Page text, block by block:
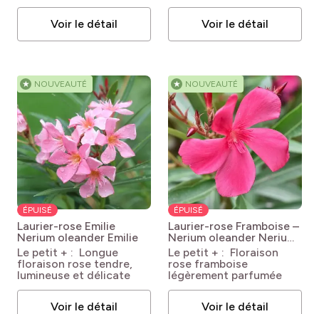
Voir le détail Voir le détail
★ NOUVEAUTÉ
ÉPUISÉ
Laurier-rose Emilie
Nerium oleander Emilie
Le petit + : Longue
floraison rose tendre,
lumineuse et délicate
Voir le détail
★ NOUVEAUTÉ
ÉPUISÉ
Laurier-rose Framboise –
Nerium oleander Nerium
oleander Framboise
Le petit + : Floraison
rose framboise
légèrement parfumée
Voir le détail